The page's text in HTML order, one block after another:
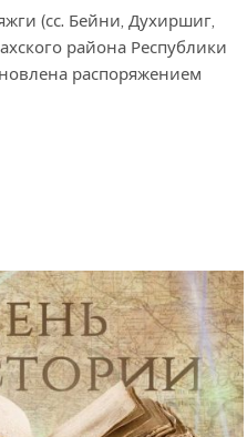
(сс. Бейни, Духиршиг,
района Республики
распоряжением